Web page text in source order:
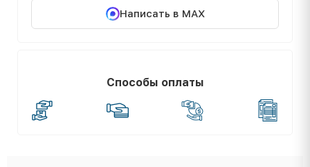
Написать в MAX
Способы оплаты